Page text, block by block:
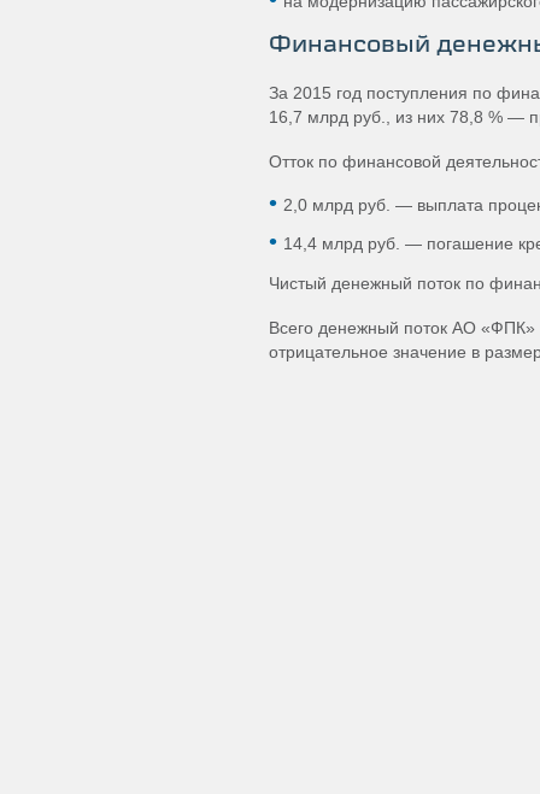
Финансовый
За 2015 год поступления по
16,7 млрд руб., из них 78,8 % —
Отток по финансовой
2,0 млрд руб. — выплата
14,4 млрд руб. — погашение
Чистый денежный поток по
Всего денежный поток АО «ФПК»
отрицательное значение в